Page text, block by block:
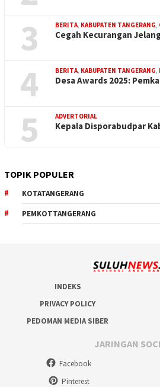
3 BERITA, KABUPATEN TANGERANG,
Cegah Kecurangan
4 BERITA, KABUPATEN TANGERANG,
Desa Awards 2025:
5 ADVERTORIAL
Kepala Disporabudpar
TOPIK POPULER
KOTATANGERANG
PEMKOTTANGERANG
INDEKS
PRIVACY POLICY
PEDOMAN MEDIA SIBER
JARINGAN
Facebook
Pinterest